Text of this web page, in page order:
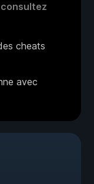
cheats
avec